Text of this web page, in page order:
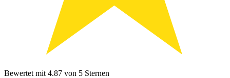
Bewertet mit 4.87 von 5 Sternen